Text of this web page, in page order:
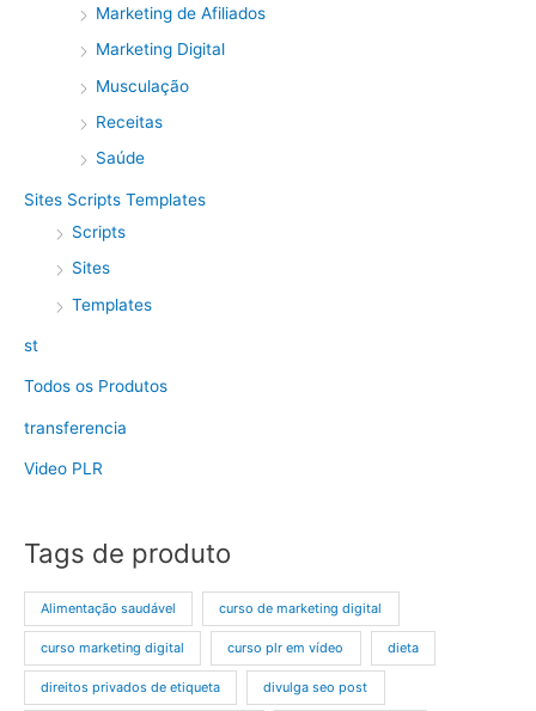
Marketing de Afiliados
Marketing Digital
Musculação
Receitas
Saúde
Sites Scripts Templates
Scripts
Sites
Templates
st
Todos os Produtos
transferencia
Video PLR
Tags de produto
Alimentação saudável curso de marketing digital
curso marketing digital curso plr em vídeo dieta
direitos privados de etiqueta divulga seo post